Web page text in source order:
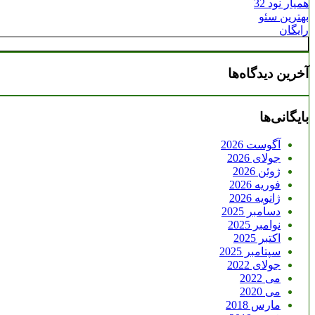
همیار نود 32
بهترین سئو
رایگان
آخرین دیدگاه‌ها
بایگانی‌ها
آگوست 2026
جولای 2026
ژوئن 2026
فوریه 2026
ژانویه 2026
دسامبر 2025
نوامبر 2025
اکتبر 2025
سپتامبر 2025
جولای 2022
می 2022
می 2020
مارس 2018